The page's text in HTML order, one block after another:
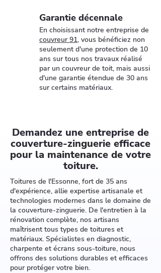
Garantie décennale
En choisissant notre entreprise de
couvreur 91, vous bénéficiez non
seulement d'une protection de 10
ans sur tous nos travaux réalisé
par un couvreur de toit, mais aussi
d'une garantie étendue de 30 ans
sur certains matériaux.
Demandez une entreprise de
couverture-zinguerie efficace
pour la maintenance de votre
toiture.
Toitures de l'Essonne, fort de 35 ans
d'expérience, allie expertise artisanale et
technologies modernes dans le domaine de
la couverture-zinguerie. De l'entretien à la
rénovation complète, nos artisans
maîtrisent tous types de toitures et
matériaux. Spécialistes en diagnostic,
charpente et écrans sous-toiture, nous
offrons des solutions durables et efficaces
pour protéger votre bien.